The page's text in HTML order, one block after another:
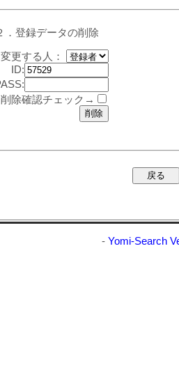
．登録データの削除
変更する人：
ID:
削除確認チェック→
- Yomi-Search